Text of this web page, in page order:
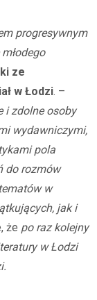
progresywnym
ze
w Łodzi. –
i zdolne osoby
wydawniczymi,
pola
do rozmów
w
jak i
że po raz kolejny
w Łodzi